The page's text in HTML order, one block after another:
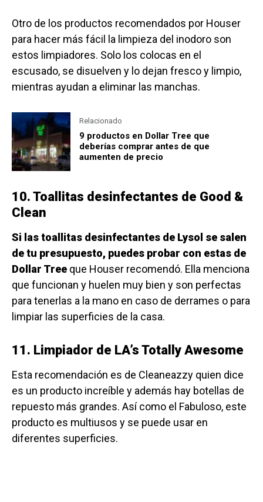
Otro de los productos recomendados por Houser
para hacer más fácil la limpieza del inodoro son
estos limpiadores. Solo los colocas en el
escusado, se disuelven y lo dejan fresco y limpio,
mientras ayudan a eliminar las manchas.
Relacionado
9 productos en Dollar Tree que
deberías comprar antes de que
aumenten de precio
10. Toallitas desinfectantes de Good &
Clean
Si las toallitas desinfectantes de Lysol se salen
de tu presupuesto, puedes probar con estas de
Dollar Tree que Houser recomendó. Ella menciona
que funcionan y huelen muy bien y son perfectas
para tenerlas a la mano en caso de derrames o para
limpiar las superficies de la casa.
11. Limpiador de LA’s Totally Awesome
Esta recomendación es de Cleaneazzy quien dice
es un producto increíble y además hay botellas de
repuesto más grandes. Así como el Fabuloso, este
producto es multiusos y se puede usar en
diferentes superficies.